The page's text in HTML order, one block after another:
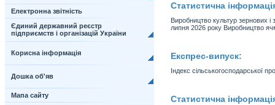
Електронна звітність
Єдиний державний реєстр
підприємств і організацій України
Корисна інформація
Дошка об'яв
Мапа сайту
Статистична
Виробництво культур зернових
липня 2026 року Виробництво
Експрес-випуск:
Індекс сільськогосподарської
Статистична